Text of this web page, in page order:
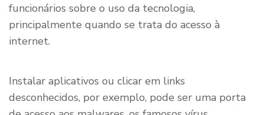
funcionários sobre o uso da tecnologia,
principalmente quando se trata do acesso à
internet.
Instalar aplicativos ou clicar em links
desconhecidos, por exemplo, pode ser uma porta